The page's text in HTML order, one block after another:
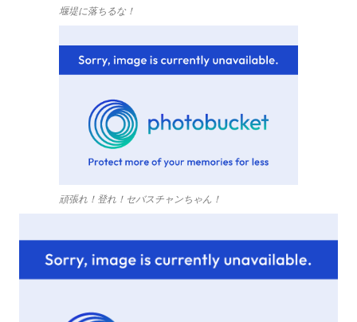
堰堤に落ちるな！
頑張れ！登れ！セバスチャンちゃん！